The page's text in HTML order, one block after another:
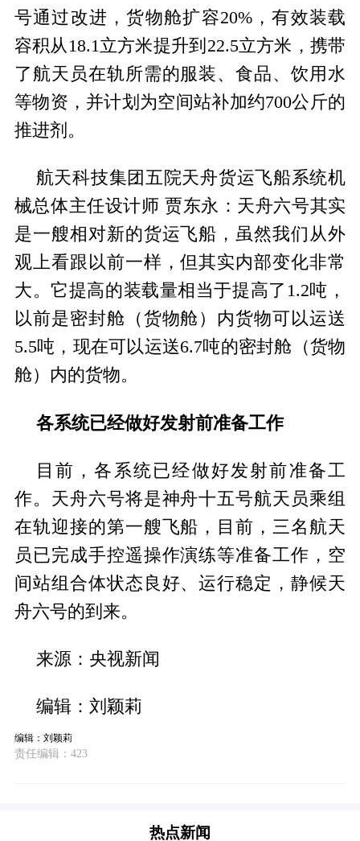
号通过改进，货物舱扩容20%，有效装载
容积从18.1立方米提升到22.5立方米，携带
了航天员在轨所需的服装、食品、饮用水
等物资，并计划为空间站补加约700公斤的
推进剂。
航天科技集团五院天舟货运飞船系统机
械总体主任设计师 贾东永：天舟六号其实
是一艘相对新的货运飞船，虽然我们从外
观上看跟以前一样，但其实内部变化非常
大。它提高的装载量相当于提高了1.2吨，
以前是密封舱（货物舱）内货物可以运送
5.5吨，现在可以运送6.7吨的密封舱（货物
舱）内的货物。
各系统已经做好发射前准备工作
目前，各系统已经做好发射前准备工
作。天舟六号将是神舟十五号航天员乘组
在轨迎接的第一艘飞船，目前，三名航天
员已完成手控遥操作演练等准备工作，空
间站组合体状态良好、运行稳定，静候天
舟六号的到来。
来源：央视新闻
编辑：刘颖莉
编辑：刘颖莉
责任编辑：423
热点新闻